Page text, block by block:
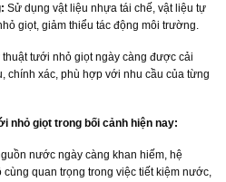
Sử dụng vật liệu nhựa tái chế, vật liệu tự
giọt, giảm thiểu tác động môi trường.
thuật tưới nhỏ giọt ngày càng được cải
chính xác, phù hợp với nhu cầu của từng
nhỏ giọt trong bối cảnh hiện nay:
nước ngày càng khan hiếm, hệ
quan trọng trong việc tiết kiệm nước,